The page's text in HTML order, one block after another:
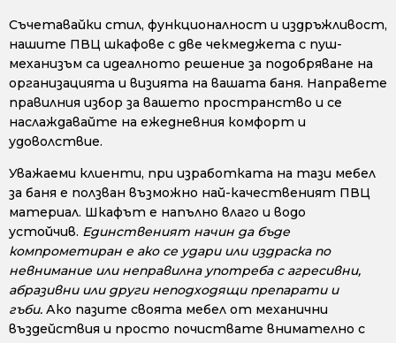
Съчетавайки стил, функционалност и издръжливост,
нашите ПВЦ шкафове с две чекмеджета с пуш-
механизъм са идеалното решение за подобряване на
организацията и визията на вашата баня. Направете
правилния избор за вашето пространство и се
наслаждавайте на ежедневния комфорт и
удоволствие.
Уважаеми клиенти, при изработката на тази мебел
за баня е ползван възможно най-качественият ПВЦ
материал. Шкафът е напълно влаго и водо
устойчив. Единственият начин да бъде
компрометиран е ако се удари или издраска по
невнимание или неправилна употреба с агресивни,
абразивни или други неподходящи препарати и
гъби. Ако пазите своята мебел от механични
въздействия и просто почиствате внимателно с